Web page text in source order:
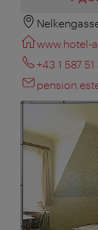
www.hotel-
+43 1 587 51